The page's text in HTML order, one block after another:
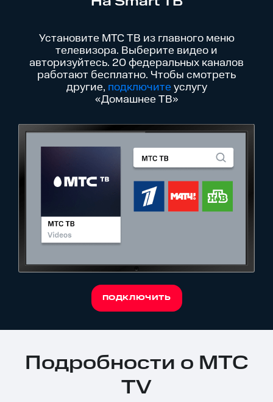
Установите МТС ТВ из главного меню
телевизора. Выберите видео и
авторизуйтесь. 20 федеральных каналов
работают бесплатно. Чтобы смотреть
другие, подключите услугу
«Домашнее ТВ»
ПОДКЛЮЧИТЬ
Подробности о МТС
TV